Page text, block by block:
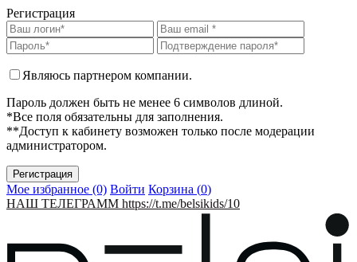
Регистрация
Являюсь партнером компании.
Пароль должен быть не менее 6 символов длиной.
*Все поля обязательны для заполнения.
**Доступ к кабинету возможен только после модерации
администратором.
Мое избранное (0) Войти Корзина (0)
НАШ ТЕЛЕГРАММ https://t.me/belsikids/10